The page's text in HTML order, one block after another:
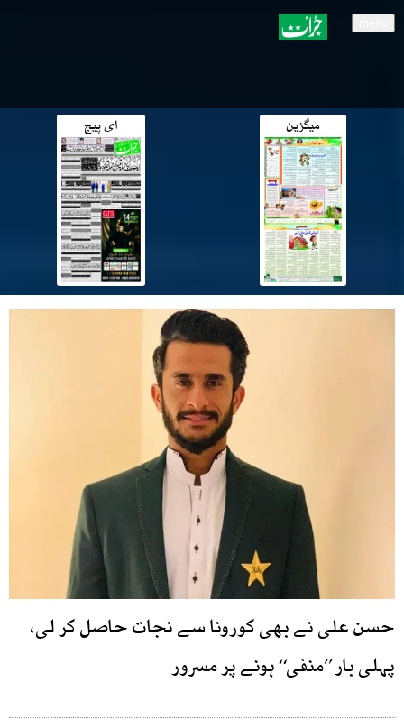
میگزین ای پیج
حسن علی نے بھی کورونا سے نجات حاصل کر لی،
پہلی بار ’’منفی‘‘ ہونے پر مسرور